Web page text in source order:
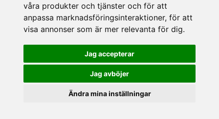
våra produkter och tjänster och för att
anpassa marknadsföringsinteraktioner, för att
visa annonser som är mer relevanta för dig.
Jag accepterar
Jag avböjer
Ändra mina inställningar